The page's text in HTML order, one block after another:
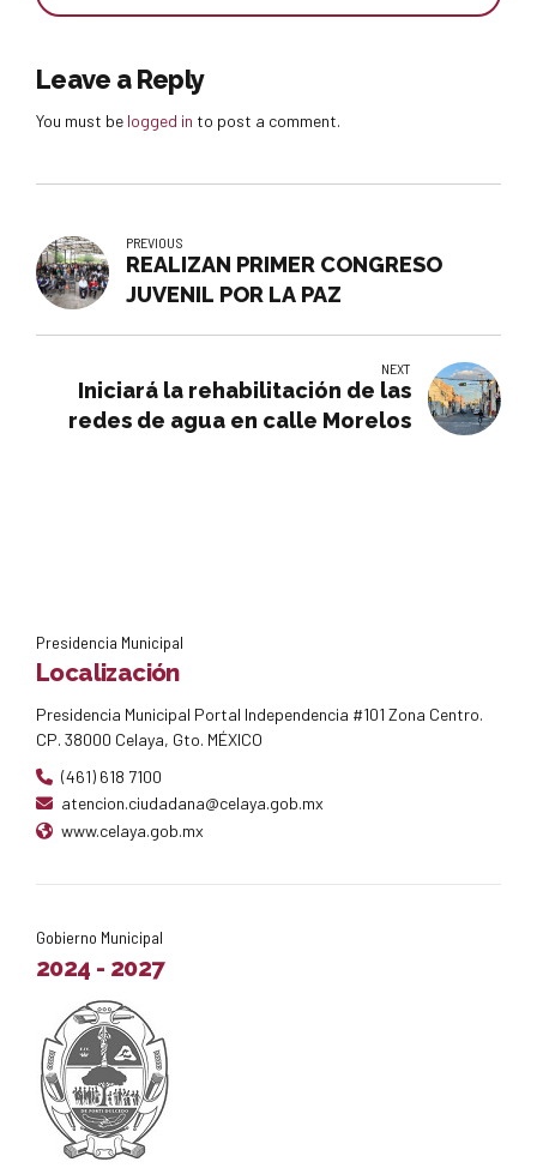
Leave a Reply
You must be logged in to post a comment.
PREVIOUS
REALIZAN PRIMER CONGRESO
JUVENIL POR LA PAZ
NEXT
Iniciará la rehabilitación de las
redes de agua en calle Morelos
Presidencia Municipal
Localización
Presidencia Municipal Portal Independencia #101 Zona Centro.
CP. 38000 Celaya, Gto. MÉXICO
(461) 618 7100
atencion.ciudadana@celaya.gob.mx
www.celaya.gob.mx
Gobierno Municipal
2024 - 2027